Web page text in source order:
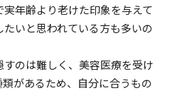
年齢より老けた印象を与えて
いと思われている方も多いの
のは難しく、美容医療を受け
があるため、自分に合うもの